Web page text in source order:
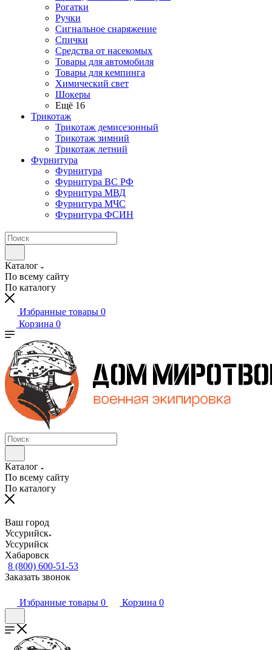
Рогатки
Ручки
Сигнальное снаряжение
Спички
Средства от насекомых
Товары для автомобиля
Товары для кемпинга
Химический свет
Шокеры
Ещё 16
Трикотаж
Трикотаж демисезонный
Трикотаж зимний
Трикотаж летний
Фурнитура
Фурнитура
Фурнитура ВС РФ
Фурнитура МВД
Фурнитура МЧС
Фурнитура ФСИН
Каталог
По всему сайту
По каталогу
Избранные товары 0
Корзина 0
Каталог
По всему сайту
По каталогу
Ваш город
Уссурийск
Уссурийск
Хабаровск
8 (800) 600-51-53
Заказать звонок
Избранные товары 0 Корзина 0